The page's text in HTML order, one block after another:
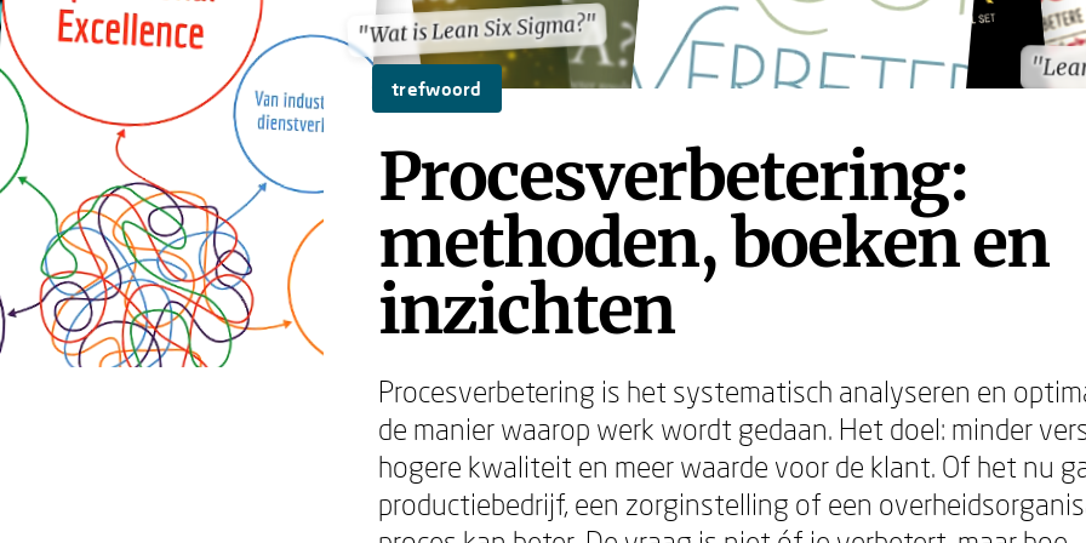
"Wat is Lean Six Sigma?"
"Wat is Lean Six Sigma?"
trefwoord
Procesverbetering:
methoden, boeken en
inzichten
Procesverbetering is het systematisch analyseren en
de manier waarop werk wordt gedaan. Het doel: minder
hogere kwaliteit en meer waarde voor de klant. Of het nu
productiebedrijf, een zorginstelling of een